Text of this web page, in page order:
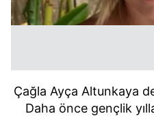
Çağla Ayça Altunkaya
Daha önce gençlik